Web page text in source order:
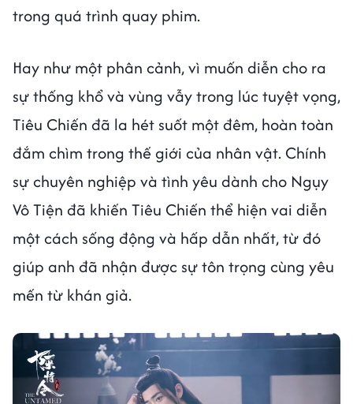
trong quá trình quay phim.
Hay như một phân cảnh, vì muốn diễn cho ra
sự thống khổ và vùng vẫy trong lúc tuyệt vọng,
Tiêu Chiến đã la hét suốt một đêm, hoàn toàn
đắm chìm trong thế giới của nhân vật. Chính
sự chuyên nghiệp và tình yêu dành cho Ngụy
Vô Tiện đã khiến Tiêu Chiến thể hiện vai diễn
một cách sống động và hấp dẫn nhất, từ đó
giúp anh đã nhận được sự tôn trọng cùng yêu
mến từ khán giả.